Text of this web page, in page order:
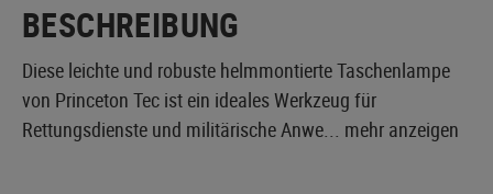
BESCHREIBUNG
Diese leichte und robuste helmmontierte Taschenlampe
von Princeton Tec ist ein ideales Werkzeug für
Rettungsdienste und militärische Anwe... mehr anzeigen